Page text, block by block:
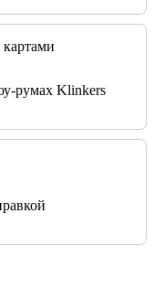
румах Klinkers